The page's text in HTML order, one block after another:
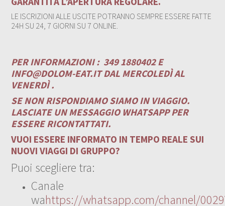
LE ISCRIZIONI ALLE USCITE POTRANNO SEMPRE ESSERE FATTE
24H SU 24, 7 GIORNI SU 7 ONLINE.
PER INFORMAZIONI : 349 1880402 E
INFO@DOLOM-EAT.ITDAL MERCOLEDÌ AL
VENERDÌ .
SE NON RISPONDIAMO SIAMO IN VIAGGIO.
LASCIATE UN MESSAGGIO WHATSAPP PER
ESSERE RICONTATTATI.
VUOI ESSERE INFORMATO IN TEMPO REALE SUI
NUOVI VIAGGI DI GRUPPO?
Puoi scegliere tra:
Canale
wahttps://whatsapp.com/channel/